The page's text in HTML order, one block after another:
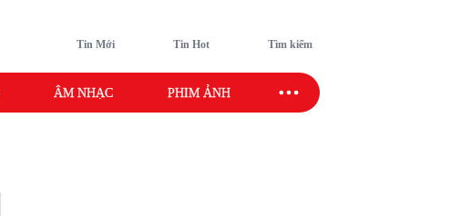
Tin Mới Tin Hot Tìm kiếm
ÂM NHẠC PHIM ẢNH SAO SPORT